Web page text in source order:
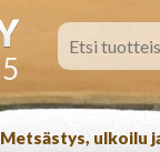
Metsästys, ulkoilu